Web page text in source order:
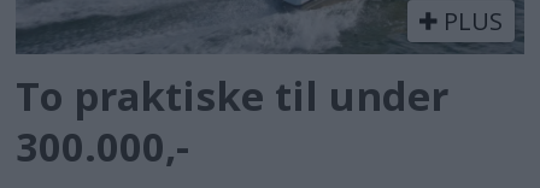
PLUS
To praktiske til under
300.000,-